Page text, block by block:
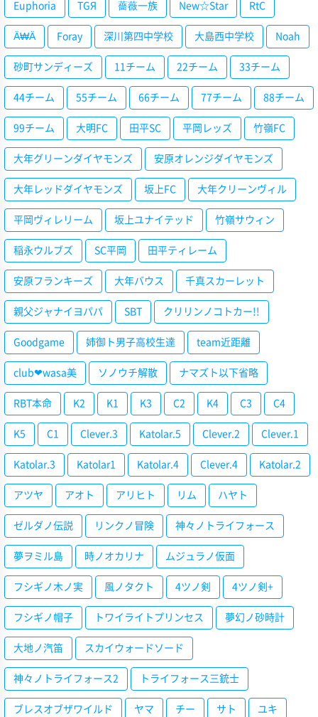
Euphoria TGЯ 薔薇一族 New☆Star RtC
Ä₩Ä Foray 深川第四中学校 大島西中学校 Noah
砂町サンディーズ 11チーム 22チーム 33チーム
44チーム 55チーム 66チーム 77チーム 88チーム
99チーム 大明FC 田平SC 平岡レッズ 竹嶺FC
大年グリーンダイヤモンズ 安原オレンジダイヤモンズ
大年レッドダイヤモンズ 坂上FC 大年クリーンヴィル
平岡ヴィレリーム 坂上ユナイテッド 竹嶺サウィン
稲永ウルブズ SC平岡 田平ティレーム
安原フランキーズ 大年バウス 千真スカーレット
親父ジャナイヨパパ SBT クリリンノコトカー!!
Goodgame 姉御ト男子高校生達 team近距離
club❤wasa美 ソノウチ解散 ナマズト以下省略
RBT本命 K2 K1 K3 C2 K4 C3 C4
K5 C1 Clever.3 Katolar.5 Clever.2 Clever.1
Katolar.3 Katolar1 Katolar.4 Clever.4 Katolar.2
アツヤ アオト アリヒト リム ハヤト
ゼルダノ伝説 リンクノ冒険 神々ノトライフォース
夢ヲミル島 時ノオカリナ ムジュラノ仮面
フシギノ木ノ実 風ノタクト 4ツノ剣 4ツノ剣+
フシギノ帽子 トワイライトプリンセス 夢幻ノ砂時計
大地ノ汽笛 スカイウォードソード
神々ノトライフォース2 トライフォース三銃士
ブレスオブザワイルド ヤマ チー サト ユキ